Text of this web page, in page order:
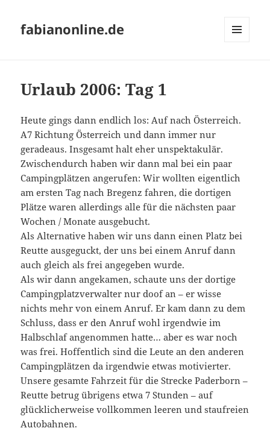
fabianonline.de
Urlaub 2006: Tag 1
Heute gings dann endlich los: Auf nach Österreich.
A7 Richtung Österreich und dann immer nur
geradeaus. Insgesamt halt eher unspektakulär.
Zwischendurch haben wir dann mal bei ein paar
Campingplätzen angerufen: Wir wollten eigentlich
am ersten Tag nach Bregenz fahren, die dortigen
Plätze waren allerdings alle für die nächsten paar
Wochen / Monate ausgebucht.
Als Alternative haben wir uns dann einen Platz bei
Reutte ausgeguckt, der uns bei einem Anruf dann
auch gleich als frei angegeben wurde.
Als wir dann angekamen, schaute uns der dortige
Campingplatzverwalter nur doof an – er wisse
nichts mehr von einem Anruf. Er kam dann zu dem
Schluss, dass er den Anruf wohl irgendwie im
Halbschlaf angenommen hatte… aber es war noch
was frei. Hoffentlich sind die Leute an den anderen
Campingplätzen da irgendwie etwas motivierter.
Unsere gesamte Fahrzeit für die Strecke Paderborn –
Reutte betrug übrigens etwa 7 Stunden – auf
glücklicherweise vollkommen leeren und staufreien
Autobahnen.